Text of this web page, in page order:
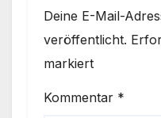
Deine E-Mail-
veröffentlicht.
markiert
Kommentar *